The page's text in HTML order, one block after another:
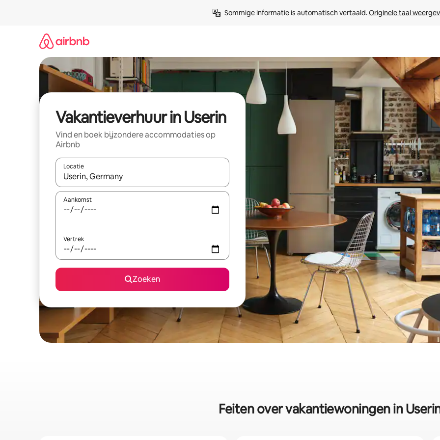
Sommige informatie is automatisch vertaald. Originele taal
Vakantieverhuur in Userin
Vind en boek bijzondere accommodaties op
Airbnb
Locatie
Wanneer er suggesties beschikbaar zijn, maak je een keuze met je de pijltjestoetsen omhoog en omlaag, óf door te
Aankomst
Vertrek
Zoeken
Feiten over vakantiewoningen in